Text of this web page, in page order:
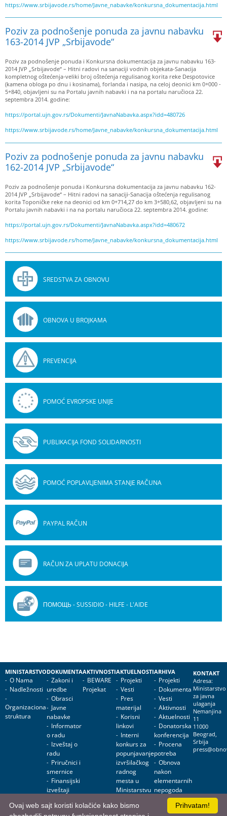
https://www.srbijavode.rs/home/Javne_nabavke/konkursna_dokumentacija.html
Poziv za podnošenje ponuda za javnu nabavku
163-2014 JVP „Srbijavode“
Poziv za podnošenje ponuda i Konkursna dokumentacija za javnu nabavku 163-
2014 JVP „Srbijavode“ – Hitni radovi na sanaciji vodnih objekata-Sanacija
kompletnog oštećenja-veliki broj oštećenja regulisanog korita reke Despotovice
(kamena obloga po dnu i kosinama), forlanda i nasipa, na celoj deonici km 0+000 -
5+840, objavljeni su na Portalu javnih nabavki i na na portalu naručioca 22.
septembra 2014. godine:
https://portal.ujn.gov.rs/Dokumenti/JavnaNabavka.aspx?idd=480726
https://www.srbijavode.rs/home/Javne_nabavke/konkursna_dokumentacija.html
Poziv za podnošenje ponuda za javnu nabavku
162-2014 JVP „Srbijavode“
Poziv za podnošenje ponuda i Konkursna dokumentacija za javnu nabavku 162-
2014 JVP „Srbijavode“ – Hitni radovi na sanaciji-Sanacija oštećenja regulisanog
korita Toponičke reke na deonici od km 0+714,27 do km 3+580,62, objavljeni su na
Portalu javnih nabavki i na na portalu naručioca 22. septembra 2014. godine:
https://portal.ujn.gov.rs/Dokumenti/JavnaNabavka.aspx?idd=480672
https://www.srbijavode.rs/home/Javne_nabavke/konkursna_dokumentacija.html
SREDSTVA ZA OBNOVU
OBNOVA U BROJKAMA
PREVENCIJA
POMOĆ EVROPSKE UNIJE
PUBLIKACIJA FOND SOLIDARNOSTI
POMOĆ POPLAVLJENIMA STANJE RAČUNA
PAYPAL RAČUN
RAČUN ZA UPLATU DONACIJA
ПОМОЩЬ - SUSSIDIO - HILFE - L'AIDE
MINISTARSTVO
O Nama
Nadležnosti
Organizaciona
struktura
DOKUMENTA
Zakoni i
uredbe
Obrasci
Javne
nabavke
Informator
o radu
Izveštaj o
radu
Priručnici i
smernice
Finansijski
izveštaji
AKTIVNOSTI
BEWARE
Projekat
AKTUELNOSTI
Projekti
Vesti
Pres
materijal
Korisni
linkovi
Interni
konkurs za
popunjavanje
izvršilačkog
radnog
mesta u
Ministarstvu
ulaganja
ARHIVA
Projekti
Dokumenta
Vesti
Aktivnosti
Aktuelnosti
Donatorska
konferencija
Procena
potreba
Obnova
nakon
elementarnih
nepogoda
Obnova
objekata
KONTAKT
Adresa:
Ministarstvo
za javna
ulaganja
Nemanjina
11
11000
Beograd,
Srbija
Prihvatam!
Ovaj web sajt koristi kolačiće kako bismo